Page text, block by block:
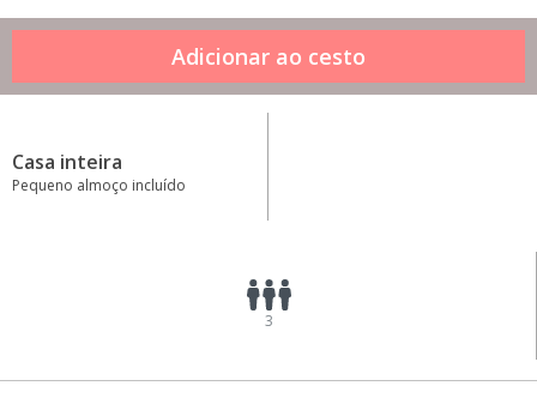
Casa inteira
Pequeno almoço incluído
3